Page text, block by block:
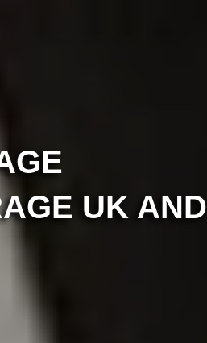
UK AND